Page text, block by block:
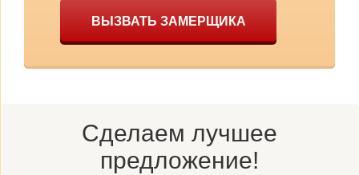
ВЫЗВАТЬ ЗАМЕРЩИКА
Сделаем лучшее
предложение!